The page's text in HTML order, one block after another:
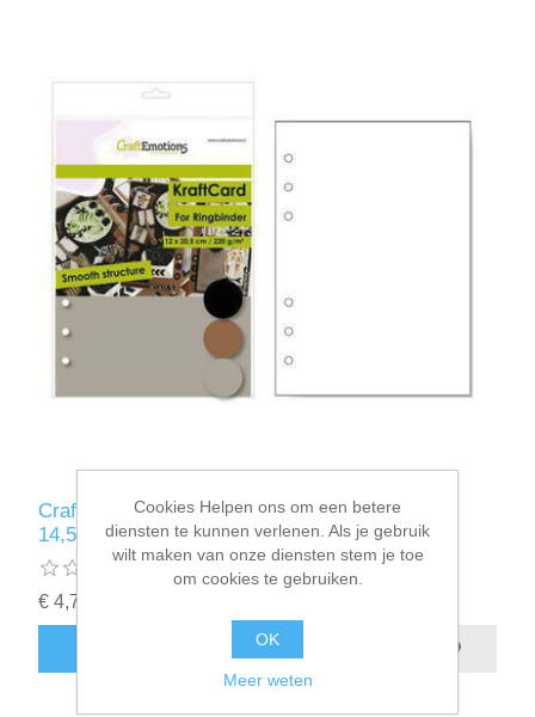
CraftEmotions karton kraft Ringband mix
14,5x20,5cm
€ 4,75 incl. BTW
Cookies Helpen ons om een betere
diensten te kunnen verlenen. Als je gebruik
wilt maken van onze diensten stem je toe
om cookies te gebruiken.
OK
Meer weten